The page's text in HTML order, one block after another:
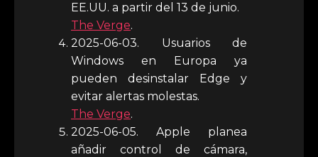
EE.UU. a partir del 13 de junio.
The Verge.
2025-06-03. Usuarios de
Windows en Europa ya
pueden desinstalar Edge y
evitar alertas molestas.
The Verge.
2025-06-05. Apple planea
añadir control de cámara,